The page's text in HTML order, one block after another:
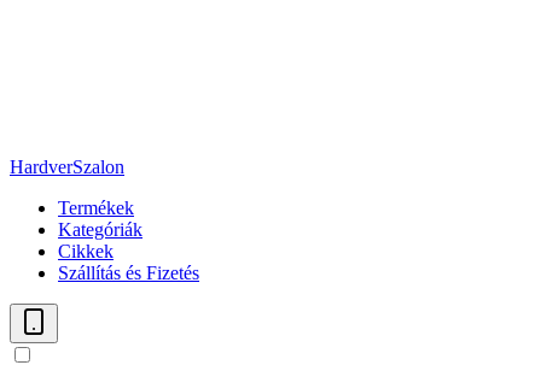
HardverSzalon
Termékek
Kategóriák
Cikkek
Szállítás és Fizetés